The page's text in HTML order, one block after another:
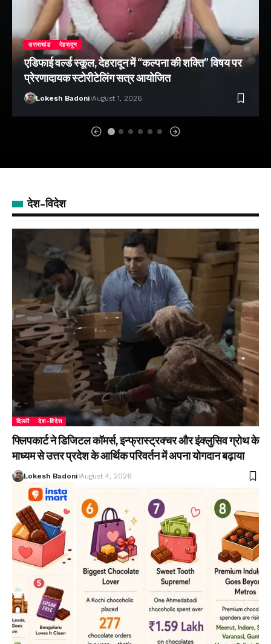
उत्तराखंड देहरादून
एडिफाई वर्ल्ड स्कूल, देहरादून में “कल्पना की शक्ति” विषय पर
प्रेरणादायक स्टोरीटेलिंग सत्र आयोजित
Lokesh Badoni August 1, 2026
देश-विदेश
दिल्ली देश-विदेश
फ्लिपकार्ट ने डिजिटल कॉमर्स, इन्फ्रास्ट्रक्चर और इंक्लुसिव ग्रोथ के
माध्यम से उत्तर प्रदेश के आर्थिक परिवर्तन में अपना योगदान बढ़ाया
Lokesh Badoni August 4, 2026